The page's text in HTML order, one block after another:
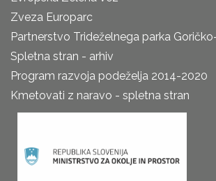
Zveza Europarc
Partnerstvo Trideželnega parka
Spletna stran - arhiv
Program razvoja podeželja 2014-2020
Kmetovati z naravo - spletna stran